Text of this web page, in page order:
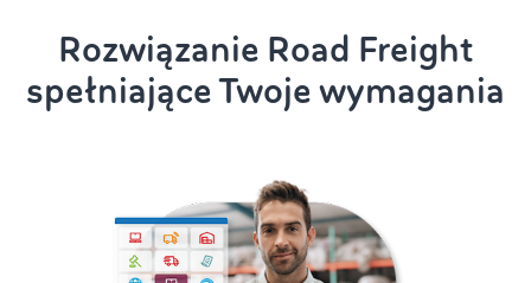
Rozwiązanie Road Freight
spełniające Twoje wymagania